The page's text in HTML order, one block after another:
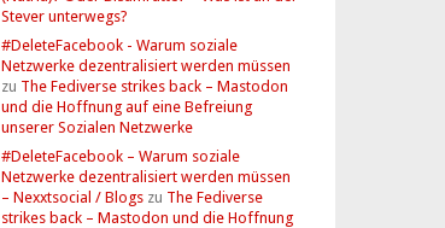
Stever unterwegs?
#DeleteFacebook - Warum soziale
Netzwerke dezentralisiert werden müssen
zu The Fediverse strikes back – Mastodon
und die Hoffnung auf eine Befreiung
unserer Sozialen Netzwerke
#DeleteFacebook – Warum soziale
Netzwerke dezentralisiert werden müssen
– Nexxtsocial / Blogs zu The Fediverse
strikes back – Mastodon und die Hoffnung